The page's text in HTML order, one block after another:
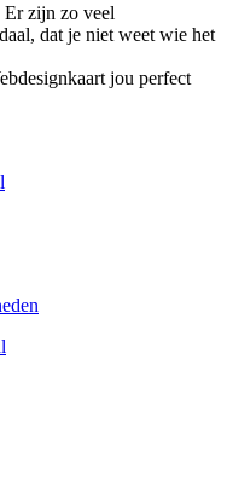
Er zijn zo veel
dat je niet weet wie het
jou perfect